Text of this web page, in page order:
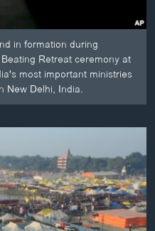
in formation during
Retreat ceremony at
most important ministries
New Delhi, India.